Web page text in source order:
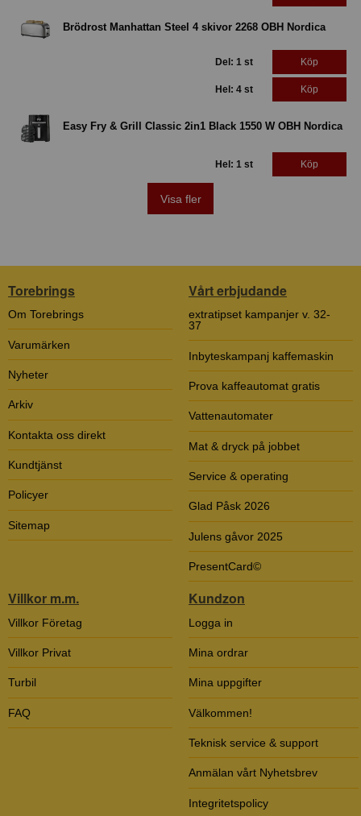
Brödrost Manhattan Steel 4 skivor 2268 OBH Nordica
Del: 1 st Köp
Hel: 4 st Köp
Easy Fry & Grill Classic 2in1 Black 1550 W OBH Nordica
Hel: 1 st Köp
Visa fler
Torebrings
Om Torebrings
Varumärken
Nyheter
Arkiv
Kontakta oss direkt
Kundtjänst
Policyer
Sitemap
Vårt erbjudande
extratipset kampanjer v. 32-
37
Inbyteskampanj kaffemaskin
Prova kaffeautomat gratis
Vattenautomater
Mat & dryck på jobbet
Service & operating
Glad Påsk 2026
Julens gåvor 2025
PresentCard©
Villkor m.m.
Villkor Företag
Villkor Privat
Turbil
FAQ
Kundzon
Logga in
Mina ordrar
Mina uppgifter
Välkommen!
Teknisk service & support
Anmälan vårt Nyhetsbrev
Integritetspolicy